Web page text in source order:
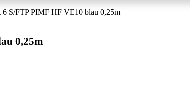
6 S/FTP PIMF HF VE10 blau 0,25m
0,25m